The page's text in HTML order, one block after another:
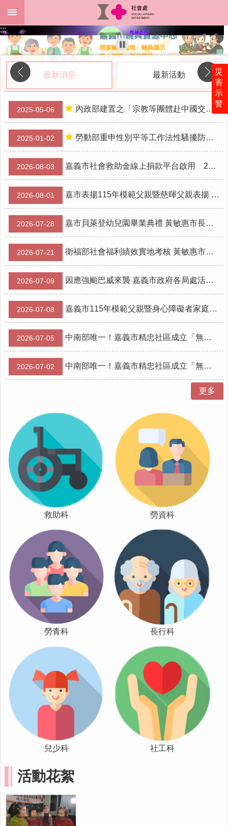
跳到主要內容區塊
進
階
搜
尋
於
本
最
消
為
服
務
資
訊
開
屬
位
關
下
載
防
災
覽
回
首
頁
嘉
義
市
政
府
災
害
示
警
:::
:::
最新消息 最新活動
2025-05-06 內政部建置之「宗教等團體赴中國交流資訊公開專區」 已上線，歡迎團體多加利用，以落實登錄制度。
2025-01-02 勞動部重申性別平等工作法性騷擾防治之相關規定
2026-08-03 嘉義市社會救助金線上捐款平台啟用 24小時愛心不打烊
2026-08-01 嘉市表揚115年模範父親暨慈暉父親表揚 黃敏惠市長感謝父親無私奉獻、守護家庭
2026-07-28 嘉市貝萊登幼兒園畢業典禮 黃敏惠市長勉勵勇於學習、逐夢未來
2026-07-21 衛福部社會福利績效實地考核 黃敏惠市長率市府團隊展現社福施政成果
2026-07-09 因應強颱巴威來襲 嘉義市政府各局處活動期程異動
2026-07-08 嘉義市115年模範父親暨身心障礙者家庭模範父親代表評選結果出爐
2026-07-05 中南部唯一！嘉義市精忠社區成立「無人機足球培育基地」 透過科技跨世代共融
2026-07-02 中南部唯一！嘉義市精忠社區成立「無人機足球培育基地」 透過科技跨世代共融
更多
救助科 勞資科
勞青科 長行科
兒少科 社工科
活動花絮